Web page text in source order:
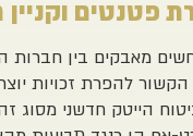
מאבקים בין חברות
להפרת זכויות
הייטק חדשני מסוג